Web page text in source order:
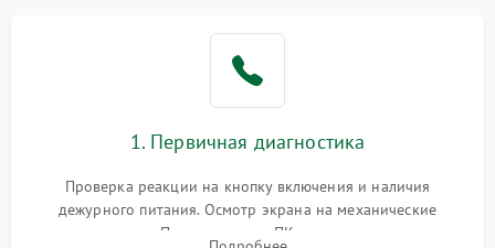
1000 ₽
Поломка системы
автоматического
1000 ₽ Подробнее →
Неисправность системы
1000 ₽
1. Первичная диагностика
Проверка реакции на кнопку включения и наличия
дежурного питания. Осмотр экрана на механические
повреждения. Подключение к ПК для оценки вывода